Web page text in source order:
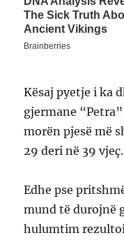
Kësaj pyetje i ka
gjermane
morën pjesë më
29 deri në 39 vjeç.
Edhe pse
mund të durojnë
hulumtim